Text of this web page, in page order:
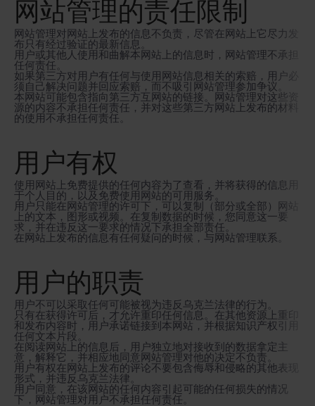
网站管理的责任限制
网站管理对网站上发布的信息不负责，尽管在网站上它尽力发
布只有经过验证的最新信息。
用户或其他人使用和曲解本网站上的信息时，网站管理不承担
任何责任。
如果第三方对用户有任何与使用网站信息相关的索赔，用户必
须自己解决问题并回应索赔，而不吸引网站管理参加争议。
本网站可能包含指向第三方互网站的链接。网站管理对这些资
源的内容不承担任何责任，并对这些第三方网站上发布的材料
的使用不承担任何责任。
用户有权
使用网站上免费提供的任何内容为了查看，并将获得的信息用
于个人目的，以及免费使用网站的可用服务。
用户只能在网站管理的许可下，可以复制（部分或全部）网站
上的文本，图形或视频。在复制数据的时候，您同意这一要
求，并在违反这一要求的情况下承担全部责任。
在网站上发布的信息有任何疑问的时候，与网站管理联系。
用户的职责
用户不可以采取任何可能被视为违反乌克兰法律的行为。
只有在获得许可后，才允许重印任何信息。在其他资源上重印
和发布内容时，用户承诺链接到本网站，并根据知识产权引用
任何文本片段。
在阅读网站上的信息后，用户独立地对接收到的数据拿定主
意，解释它，并相应地同意网站管理对他的决定不负责。
用户有权在网站上发布的评论不要包含侮辱和侵略的其他表现
形式，并违反乌克兰法律。
用户同意，在该网站的任何内容引起可能的任何损失的情况
下，网站管理对用户不承担任何责任。